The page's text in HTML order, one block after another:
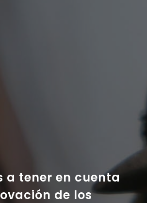
a tener en cuenta
de los